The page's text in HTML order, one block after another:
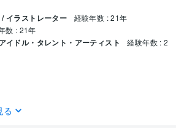
イラストレーター 経験年数 : 21年
数 : 21年
イドル・タレント・アーティスト
経験年数 : 2
る